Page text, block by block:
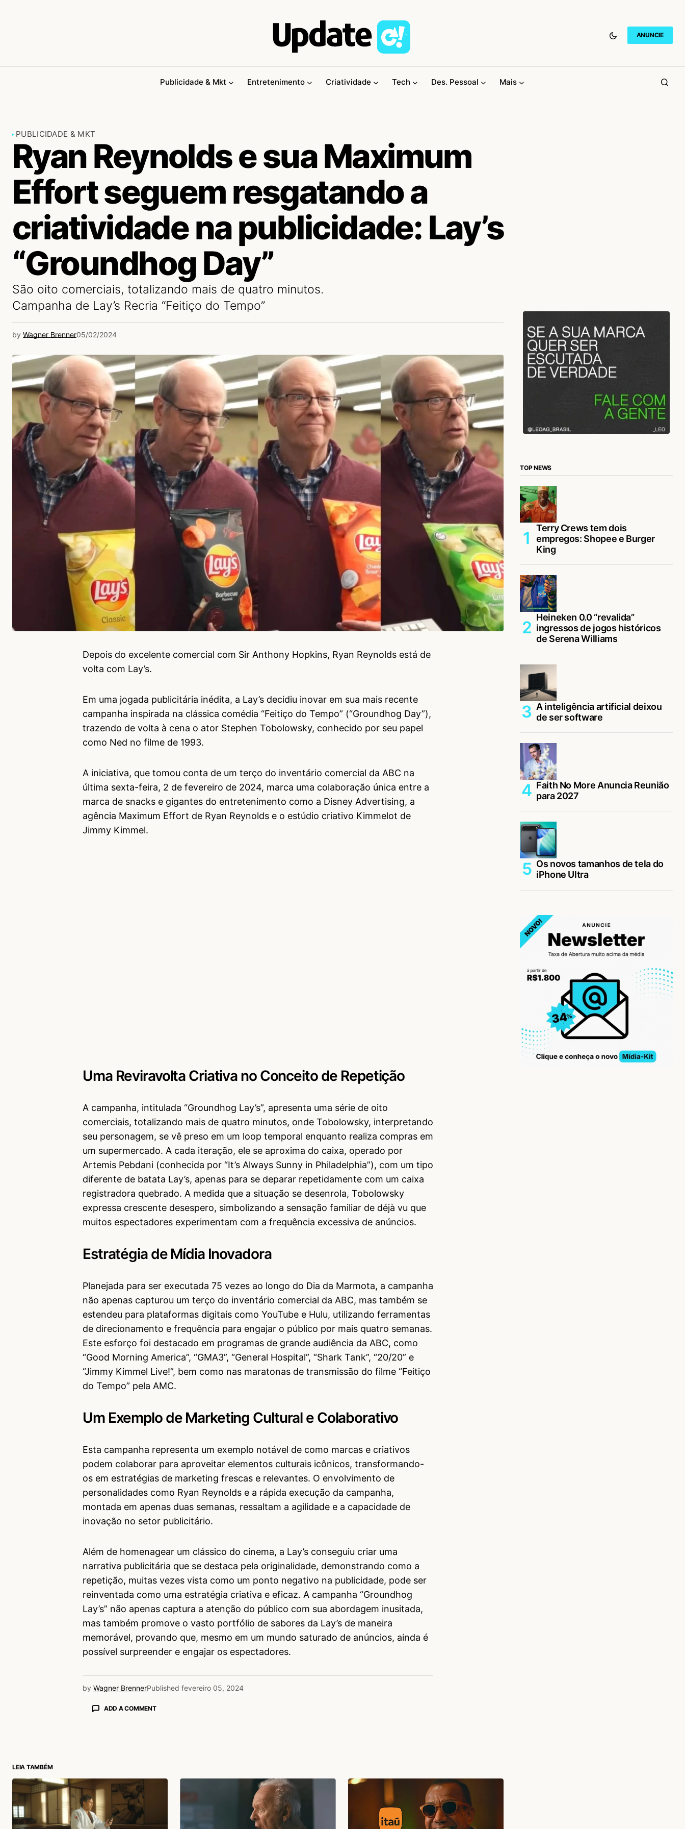
ANUNCIE
Publicidade & Mkt Entretenimento Criatividade Tech Des. Pessoal Mais
PUBLICIDADE & MKT
Ryan Reynolds e sua Maximum
Effort seguem resgatando a
criatividade na publicidade: Lay’s
“Groundhog Day”
São oito comerciais, totalizando mais de quatro minutos.
Campanha de Lay’s Recria “Feitiço do Tempo”
by Wagner Brenner05/02/2024
Depois do excelente comercial com Sir Anthony Hopkins, Ryan Reynolds está de
volta com Lay’s.
Em uma jogada publicitária inédita, a Lay’s decidiu inovar em sua mais recente
campanha inspirada na clássica comédia “Feitiço do Tempo” (“Groundhog Day”),
trazendo de volta à cena o ator Stephen Tobolowsky, conhecido por seu papel
como Ned no filme de 1993.
A iniciativa, que tomou conta de um terço do inventário comercial da ABC na
última sexta-feira, 2 de fevereiro de 2024, marca uma colaboração única entre a
marca de snacks e gigantes do entretenimento como a Disney Advertising, a
agência Maximum Effort de Ryan Reynolds e o estúdio criativo Kimmelot de
Jimmy Kimmel.
Uma Reviravolta Criativa no Conceito de Repetição
A campanha, intitulada “Groundhog Lay’s”, apresenta uma série de oito
comerciais, totalizando mais de quatro minutos, onde Tobolowsky, interpretando
seu personagem, se vê preso em um loop temporal enquanto realiza compras em
um supermercado. A cada iteração, ele se aproxima do caixa, operado por
Artemis Pebdani (conhecida por “It’s Always Sunny in Philadelphia”), com um tipo
diferente de batata Lay’s, apenas para se deparar repetidamente com um caixa
registradora quebrado. A medida que a situação se desenrola, Tobolowsky
expressa crescente desespero, simbolizando a sensação familiar de déjà vu que
muitos espectadores experimentam com a frequência excessiva de anúncios.
Estratégia de Mídia Inovadora
Planejada para ser executada 75 vezes ao longo do Dia da Marmota, a campanha
não apenas capturou um terço do inventário comercial da ABC, mas também se
estendeu para plataformas digitais como YouTube e Hulu, utilizando ferramentas
de direcionamento e frequência para engajar o público por mais quatro semanas.
Este esforço foi destacado em programas de grande audiência da ABC, como
“Good Morning America”, “GMA3”, “General Hospital”, “Shark Tank”, “20/20” e
“Jimmy Kimmel Live!”, bem como nas maratonas de transmissão do filme “Feitiço
do Tempo” pela AMC.
Um Exemplo de Marketing Cultural e Colaborativo
Esta campanha representa um exemplo notável de como marcas e criativos
podem colaborar para aproveitar elementos culturais icônicos, transformando-
os em estratégias de marketing frescas e relevantes. O envolvimento de
personalidades como Ryan Reynolds e a rápida execução da campanha,
montada em apenas duas semanas, ressaltam a agilidade e a capacidade de
inovação no setor publicitário.
Além de homenagear um clássico do cinema, a Lay’s conseguiu criar uma
narrativa publicitária que se destaca pela originalidade, demonstrando como a
repetição, muitas vezes vista como um ponto negativo na publicidade, pode ser
reinventada como uma estratégia criativa e eficaz. A campanha “Groundhog
Lay’s” não apenas captura a atenção do público com sua abordagem inusitada,
mas também promove o vasto portfólio de sabores da Lay’s de maneira
memorável, provando que, mesmo em um mundo saturado de anúncios, ainda é
possível surpreender e engajar os espectadores.
by Wagner BrennerPublished fevereiro 05, 2024
ADD A COMMENT
LEIA TAMBÉM
TOP NEWS
Terry Crews tem dois
empregos: Shopee e Burger
King
Heineken 0.0 “revalida”
ingressos de jogos históricos
de Serena Williams
A inteligência artificial deixou
de ser software
Faith No More Anuncia Reunião
para 2027
Os novos tamanhos de tela do
iPhone Ultra